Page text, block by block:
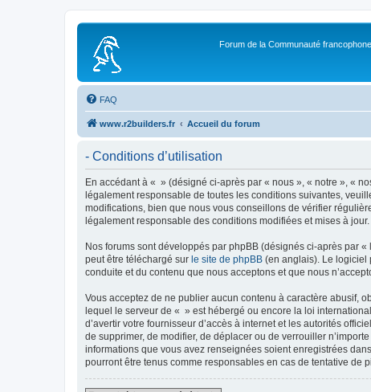
Forum de la Communauté
FAQ
www.r2builders.fr Accueil du forum
- Conditions d’utilisation
En accédant à « » (désigné ci-après par « nous », « notre », «
légalement responsable de toutes les conditions suivantes,
modifications, bien que nous vous conseillons de vérifier
légalement responsable des conditions modifiées et mises à jour.
Nos forums sont développés par phpBB (désignés ci-après par
peut être téléchargé sur le site de phpBB (en anglais). Le logiciel
conduite et du contenu que nous acceptons et que nous
Vous acceptez de ne publier aucun contenu à caractère abusif,
lequel le serveur de « » est hébergé ou encore la loi
d’avertir votre fournisseur d’accès à internet et les autorités
de supprimer, de modifier, de déplacer ou de verrouiller
informations que vous avez renseignées soient enregistrées
pourront être tenus comme responsables en cas de tentative de